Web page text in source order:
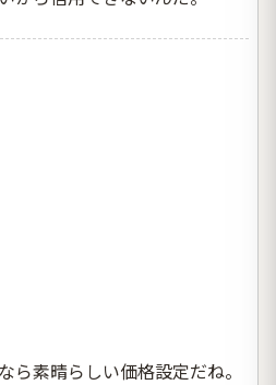
ら素晴らしい価格設定だね。